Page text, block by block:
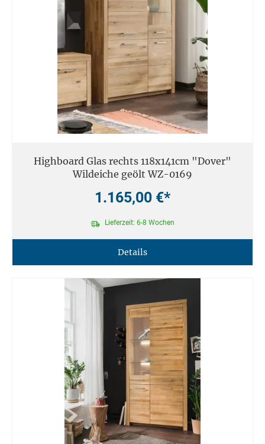
Highboard Glas rechts 118x141cm "Dover"
Wildeiche geölt WZ-0169
1.165,00 €*
Lieferzeit: 6-8 Wochen
Details